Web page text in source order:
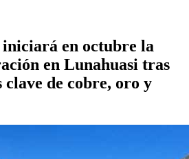
en octubre la
en Lunahuasi tras
clave de cobre, oro y